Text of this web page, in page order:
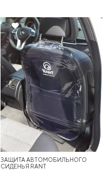
ЗАЩИТА АВТОМОБИЛЬНОГО
СИДЕНЬЯ RANT